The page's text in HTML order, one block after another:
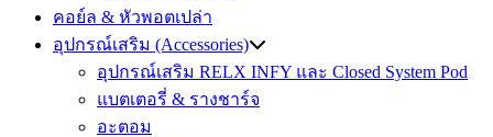
คอย์ล & หัวพอตเปล่า
อุปกรณ์เสริม (Accessories)
อุปกรณ์เสริม RELX INFY และ Closed System Pod
แบตเตอรี่ & รางชาร์จ
อะตอม